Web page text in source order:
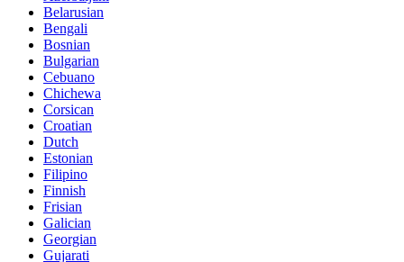
Belarusian
Bengali
Bosnian
Bulgarian
Cebuano
Chichewa
Corsican
Croatian
Dutch
Estonian
Filipino
Finnish
Frisian
Galician
Georgian
Gujarati